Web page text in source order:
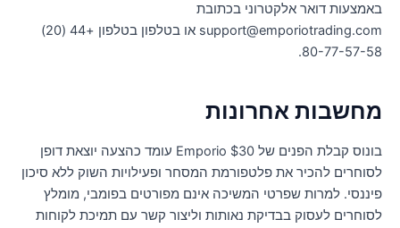
דואר אלקטרוני בכתובת
support@emporiotrading.com או בטלפון בטלפון +44 (20)
80-77-57-
אחרונות
בונוס קבלת הפנים של Emporio $30 עומד כהצעה יוצאת דופן
להכיר את פלטפורמת המסחר ופעילויות השוק ללא סיכון
למרות שפרטי המשיכה אינם מפורטים בפומבי, מומלץ
לעסוק בבדיקת נאותות וליצור קשר עם תמיכת לקוחות